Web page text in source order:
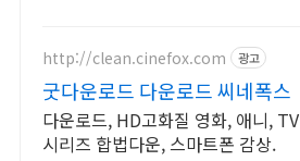
http://clean.cinefox.com 광고
굿다운로드 다운로드 씨네폭스
다운로드, HD고화질 영화, 애니, TV
시리즈 합법다운, 스마트폰 감상.